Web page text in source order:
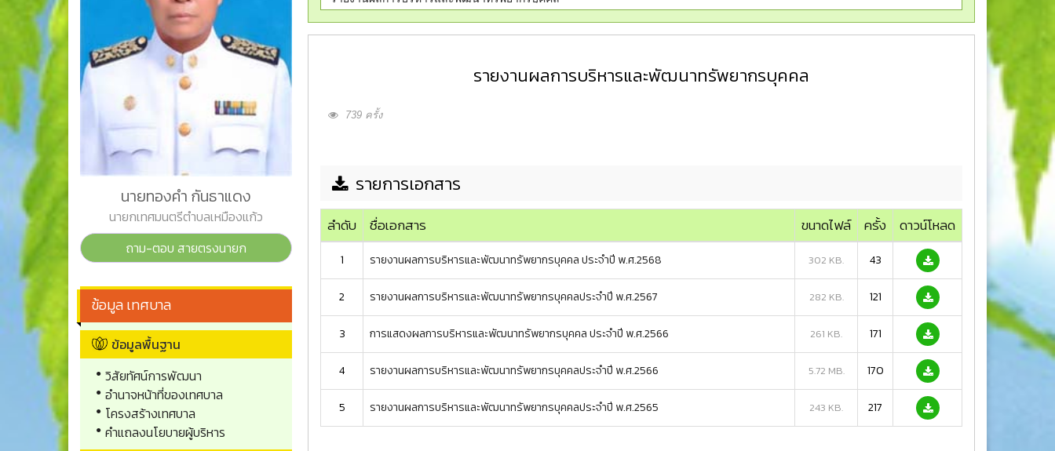
นายทองคำ กันธาแดง
นายกเทศมนตรีตำบลเหมืองแก้ว
ถาม-ตอบ สายตรงนายก
ข้อมูล เทศบาล
ข้อมูลพื้นฐาน
วิสัยทัศน์การพัฒนา
อำนาจหน้าที่ของเทศบาล
โครงสร้างเทศบาล
คำแถลงนโยบายผู้บริหาร
รายงานผลการบริหารและพัฒนาทรัพยากรบุคคล
739 ครั้ง
รายการเอกสาร
ลำดับ ชื่อเอกสาร ขนาดไฟล์ ครั้ง ดาวน์โหลด
1 รายงานผลการบริหารและพัฒนาทรัพยากรบุคคล ประจำปี พ.ศ.2568 302 KB. 43
2 รายงานผลการบริหารและพัฒนาทรัพยากรบุคคลประจำปี พ.ศ.2567 282 KB. 121
3 การแสดงผลการบริหารและพัฒนาทรัพยากรบุคคล ประจำปี พ.ศ.2566 261 KB. 171
4 รายงานผลการบริหารและพัฒนาทรัพยากรบุคคลประจำปี พ.ศ.2566 5.72 MB. 170
5 รายงานผลการบริหารและพัฒนาทรัพยากรบุคคลประจำปี พ.ศ.2565 243 KB. 217